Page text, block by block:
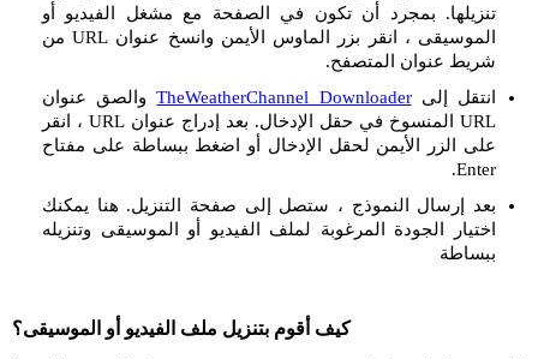
تنزيلها. بمجرد أن تكون في الصفحة مع مشغل الفيديو أو
الموسيقى ، انقر بزر الماوس الأيمن وانسخ عنوان URL من
شريط عنوان المتصفح.
انتقل إلىTheWeatherChannel Downloaderوالصق عنوان
URL المنسوخ في حقل الإدخال. بعد إدراج عنوان URL ، انقر
على الزر الأيمن لحقل الإدخال أو اضغط ببساطة على مفتاح
Enter.
بعد إرسال النموذج ، ستصل إلى صفحة التنزيل. هنا يمكنك
اختيار الجودة المرغوبة لملف الفيديو أو الموسيقى وتنزيله
ببساطة
كيف أقوم بتنزيل ملف الفيديو أو الموسيقى؟